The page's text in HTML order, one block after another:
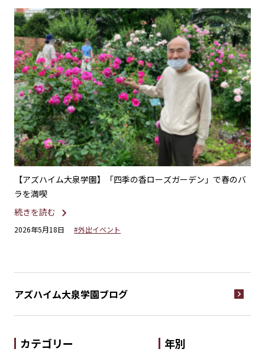
【アズハイム大泉学園】「四季の香ローズガーデン」で春のバ
ラを満喫
続きを読む
2026年5月18日 #外出イベント
アズハイム大泉学園ブログ
カテゴリー 年別